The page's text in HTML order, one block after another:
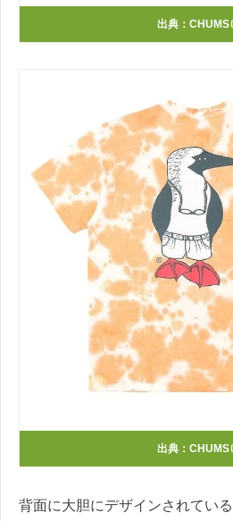
出典： CHUMS
出典： CHUMS
背面に大胆にデザインされてい